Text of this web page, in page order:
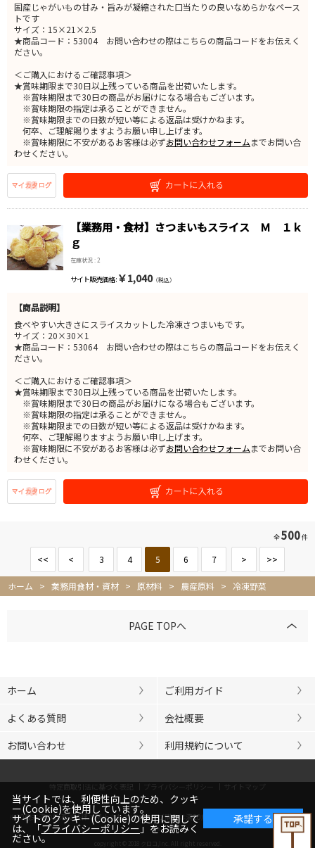
国産じゃがいもの甘み・旨みが凝縮された口当たりの良いなめらかなペース
トです
サイズ：15×21×2.5
★商品コード：53004 お問い合わせの際はこちらの商品コードをお伝えく
ださい。
＜ご購入におけるご確認事項＞
★賞味期限まで30日以上残っている商品を出荷いたします。
※賞味期限まで30日の商品がお届けになる場合もございます。
※賞味期限の指定は承ることができません。
※賞味期限までの日数が短い等による返品は受けかねます。
何卒、ご理解賜りますようお願い申し上げます。
※賞味期限に不安があるお客様は必ずお問い合わせフォームまでお問い合
わせください。
【業務用・食材】さつまいもスライス Ｍ １ｋ
ｇ
在庫状況 : 2
サイト販売価格 : ￥1,040（税込）
【商品説明】
食べやすい大きさにスライスカットした冷凍さつまいもです。
サイズ：20×30×1
★商品コード：53064 お問い合わせの際はこちらの商品コードをお伝えく
ださい。
＜ご購入におけるご確認事項＞
★賞味期限まで30日以上残っている商品を出荷いたします。
※賞味期限まで30日の商品がお届けになる場合もございます。
※賞味期限の指定は承ることができません。
※賞味期限までの日数が短い等による返品は受けかねます。
何卒、ご理解賜りますようお願い申し上げます。
※賞味期限に不安があるお客様は必ずお問い合わせフォームまでお問い合
わせください。
全500件
<< < 3 4 5 6 7 > >>
ホーム > 業務用食材・資材 > 原材料 > 農産原料 > 冷凍野菜
PAGE TOPへ
ホーム
ご利用ガイド
よくある質問
会社概要
お問い合わせ
利用規約について
特定商取引法に基づく表記 プライバシーポリシー サイトマップ
※20歳未満の飲酒は法律で禁止されています。ご購入は満20歳以上の方に限らせていただきま
す。
copyright © 2018 クロコ,Inc. All right reserved.
当サイトでは、利便性向上のため、クッキ
ー(Cookie)を使用しています。
サイトのクッキー(Cookie)の使用に関して
は、「プライバシーポリシー 」をお読みく
ださい。
承諾する